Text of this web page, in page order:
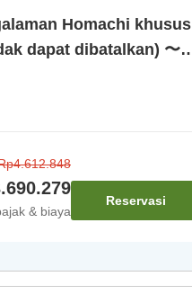
Homachi khusus
dapat dibatalkan) 〜
[Kamar saja]
& biaya
Reservasi